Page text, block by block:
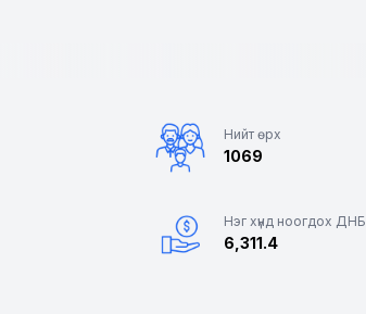
Нийт өрх
1069
Нэг хүнд ноогдох ДНБ
6,311.4